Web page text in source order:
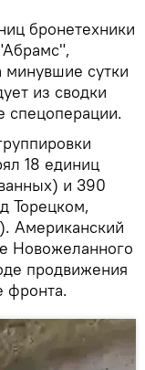
бронетехники
сутки
из сводки
спецоперации.
18 единиц
и 390
Торецком,
Американский
Новожеланного
продвижения
фронта.